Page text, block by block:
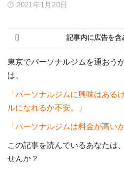
2021年1月20日
記事内に広告を含
東京でパーソナルジムを通おう
は、
「パーソナルジムに興味はある
ルになれるか不安。」
「パーソナルジムは料金が高い
この記事を読んでいるあなたは
せんか？